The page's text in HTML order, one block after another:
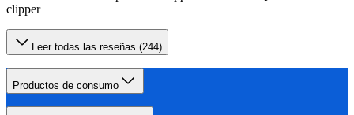
clipper
Leer todas las reseñas (244)
Productos de consumo